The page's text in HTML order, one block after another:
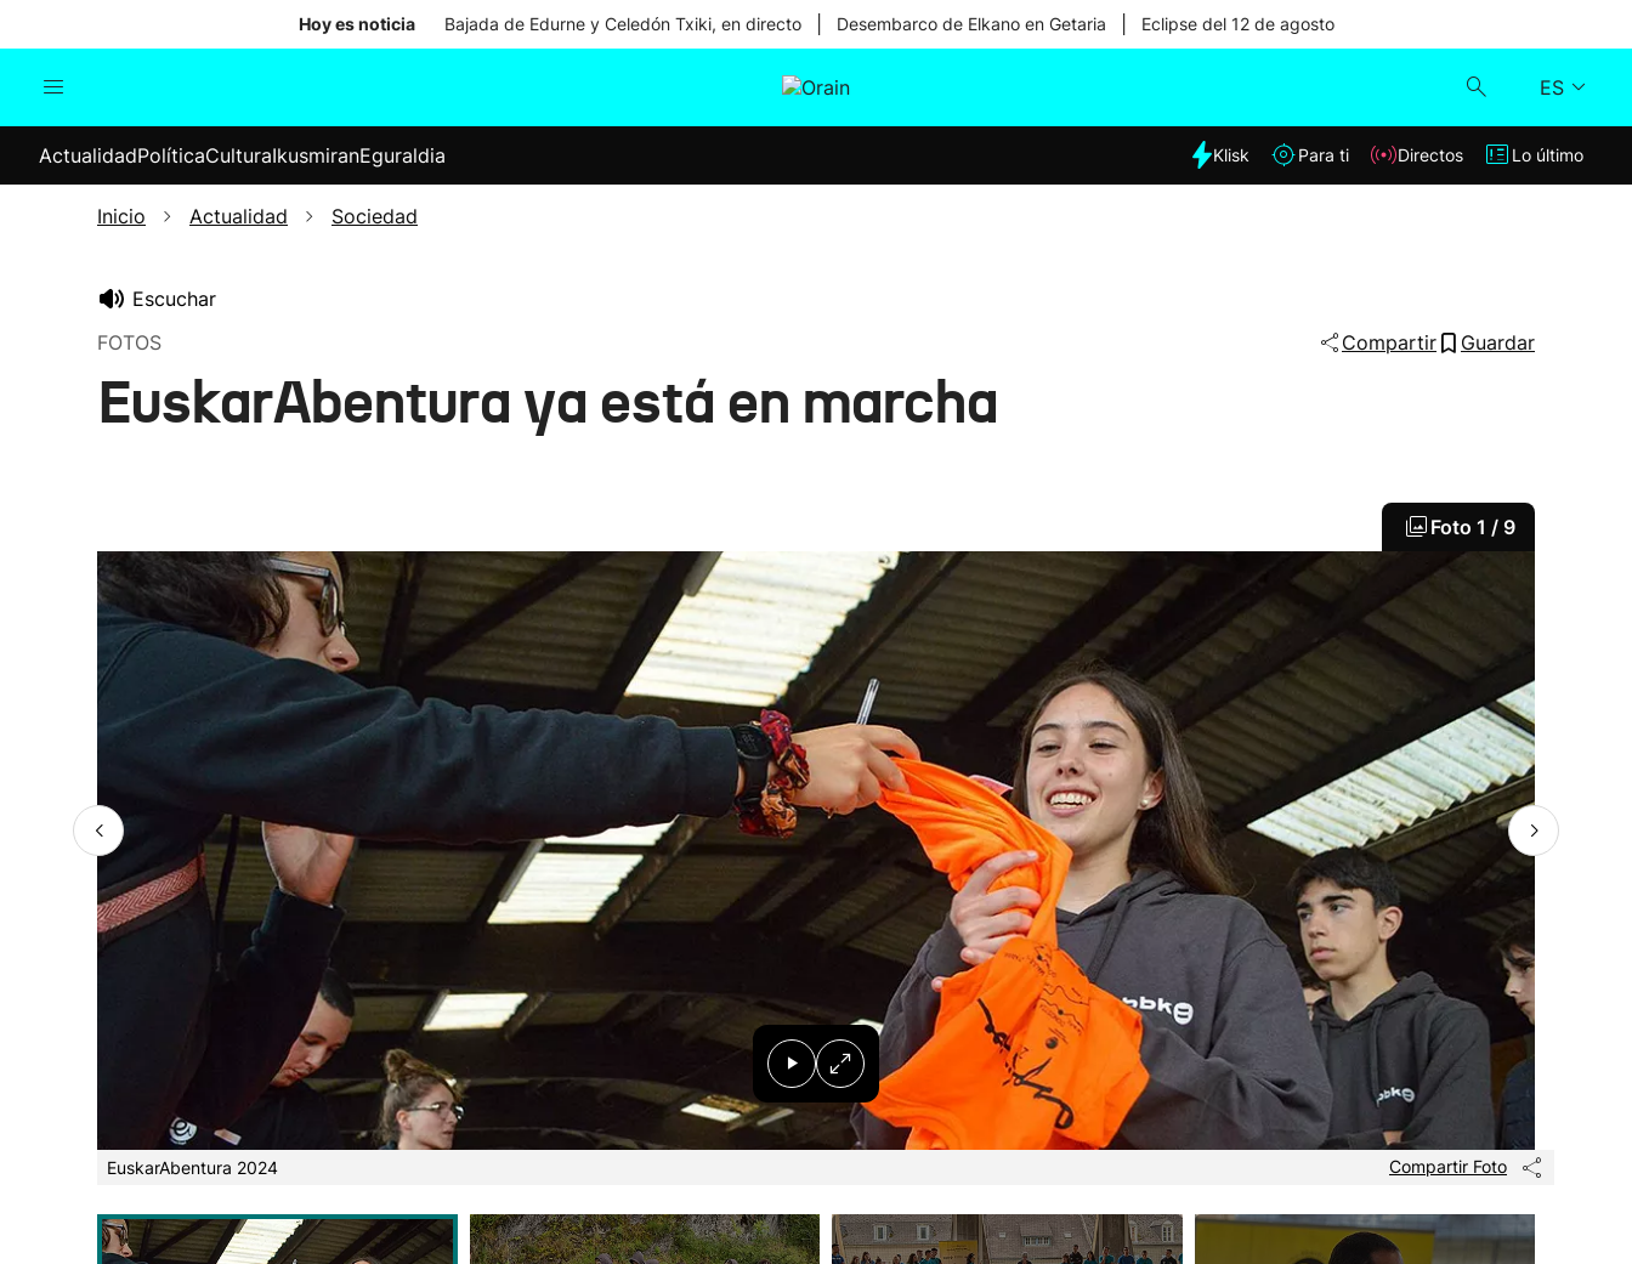
Hoy es noticia Bajada de Edurne y Celedón Txiki, en directo Desembarco de Elkano en Getaria Eclipse del 12 de agosto
ES
Internacional
Elecciones
Klisk
ActualidadPolíticaCulturaIkusmiranEguraldia Klisk Para ti Directos Lo último
Inicio Actualidad Sociedad
Escuchar
FOTOS
Compartir Guardar
EuskarAbentura ya está en marcha
Foto 1 / 9
EuskarAbentura 2024 Compartir Foto